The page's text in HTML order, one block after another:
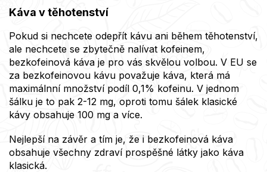
Káva v těhotenství
Pokud si nechcete odepřít kávu ani během těhotenství,
ale nechcete se zbytečně nalívat kofeinem,
bezkofeinová káva je pro vás skvělou volbou. V EU se
za bezkofeinovou kávu považuje káva, která má
maximálnní množství podíl 0,1% kofeinu. V jednom
šálku je to pak 2-12 mg, oproti tomu šálek klasické
kávy obsahuje 100 mg a více.
Nejlepší na závěr a tím je, že i bezkofeinová káva
obsahuje všechny zdraví prospěšné látky jako káva
klasická.